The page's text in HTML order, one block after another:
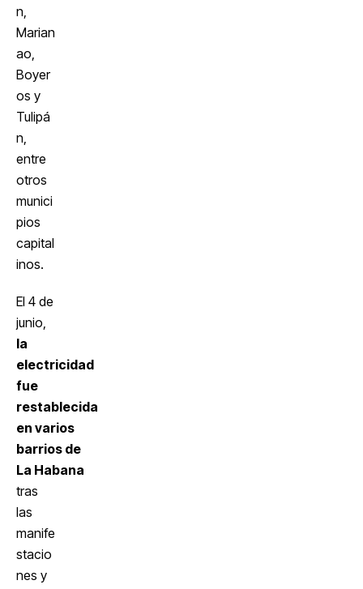
n,
Marian
ao,
Boyer
os y
Tulipá
n,
entre
otros
munici
pios
capital
inos.
El 4 de
junio,
la
electricidad
fue
restablecida
en varios
barrios de
La Habana
tras
las
manife
stacio
nes y